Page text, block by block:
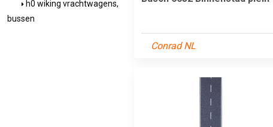
h0 wiking vrachtwagens,
bussen
Conrad NL